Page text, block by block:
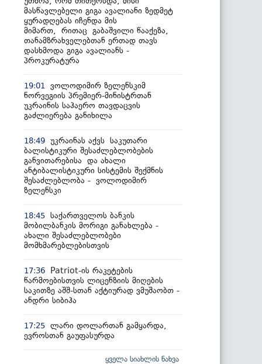
მასწავლებელი გიგა ავალიანი ზედმეტ
ყურადღებას იჩენდა მის
მიმართ, რითაც გაბაშვილი წააქეზა,
თანამზრახველებთან ერთად თავს
დასხმოდა გიგა ავალიანს -
პროკურატურა
19:01
ვოლოდიმირ ზელენსკიმ
ნორვეგიის პრემიერ-მინისტრთან
უკრაინის საჰაერო თავდაცვის
გაძლიერება განიხილა
18:49 უკრაინას აქვს საკუთარი
ბალისტიკური შესაძლებლობების
განვითარებისა და ახალი
ანტიბალისტიკური სისტემის შექმნის
შესაძლებლობა - ვოლოდიმირ
ზელენსკი
18:45 საქართველოს ბანკის
მობილბანკის მორიგი განახლება -
ახალი შესაძლებლობები
მომხმარებლებისთვის
17:36
Patriot-ის რაკეტების
წარმოებისთვის ლიცენზიის მიღების
საკითზე აშშ-სთან აქტიურად ვმუშაობთ -
ანდრი სიბიჰა
17:25 ლარი დოლართან გამყარდა,
ევროსთან გაუფასურდა
ყველა სიახლის ნახვა